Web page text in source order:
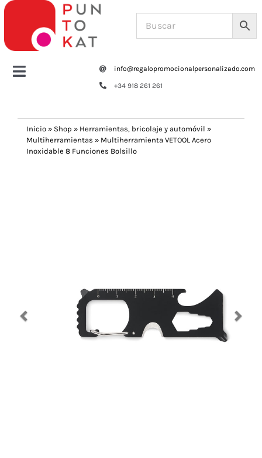
Saltar
contenido
Toggle
Tazas y botellas
Navidad 🎄 Invierno
info@regalopromocionalpersonalizado.com
+34 918 261 261
Inicio » Shop » Herramientas, bricolaje y automóvil »
Multiherramientas » Multiherramienta VETOOL Acero
Inoxidable 8 Funciones Bolsillo